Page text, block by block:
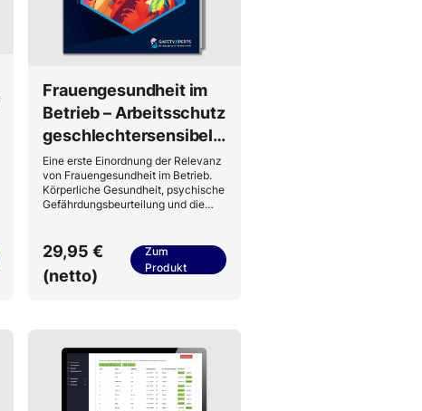
Frauengesundheit im
Betrieb – Arbeitsschutz
geschlechtersensibel
denken
Eine erste Einordnung der Relevanz
von Frauengesundheit im Betrieb.
Körperliche Gesundheit, psychische
Gefährdungsbeurteilung und die
bilden die Schwerpunkte dieser
Broschüre.
29,95 €
(netto)
Zum
Produkt